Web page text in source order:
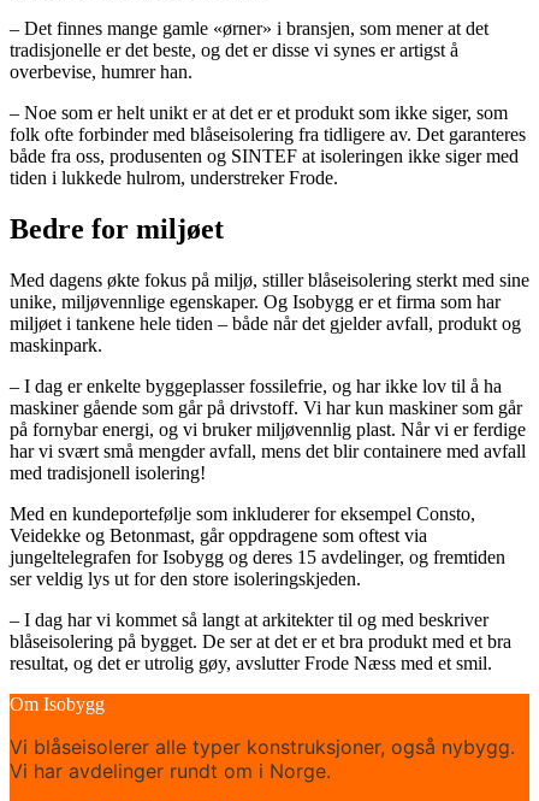
– Det finnes mange gamle «ørner» i bransjen, som mener at det
tradisjonelle er det beste, og det er disse vi synes er artigst å
overbevise, humrer han.
– Noe som er helt unikt er at det er et produkt som ikke siger, som
folk ofte forbinder med blåseisolering fra tidligere av. Det garanteres
både fra oss, produsenten og SINTEF at isoleringen ikke siger med
tiden i lukkede hulrom, understreker Frode.
Bedre for miljøet
Med dagens økte fokus på miljø, stiller blåseisolering sterkt med sine
unike, miljøvennlige egenskaper. Og Isobygg er et firma som har
miljøet i tankene hele tiden – både når det gjelder avfall, produkt og
maskinpark.
– I dag er enkelte byggeplasser fossilefrie, og har ikke lov til å ha
maskiner gående som går på drivstoff. Vi har kun maskiner som går
på fornybar energi, og vi bruker miljøvennlig plast. Når vi er ferdige
har vi svært små mengder avfall, mens det blir containere med avfall
med tradisjonell isolering!
Med en kundeportefølje som inkluderer for eksempel Consto,
Veidekke og Betonmast, går oppdragene som oftest via
jungeltelegrafen for Isobygg og deres 15 avdelinger, og fremtiden
ser veldig lys ut for den store isoleringskjeden.
– I dag har vi kommet så langt at arkitekter til og med beskriver
blåseisolering på bygget. De ser at det er et bra produkt med et bra
resultat, og det er utrolig gøy, avslutter Frode Næss med et smil.
Om Isobygg
Vi blåseisolerer alle typer konstruksjoner, også nybygg.
Vi har avdelinger rundt om i Norge.